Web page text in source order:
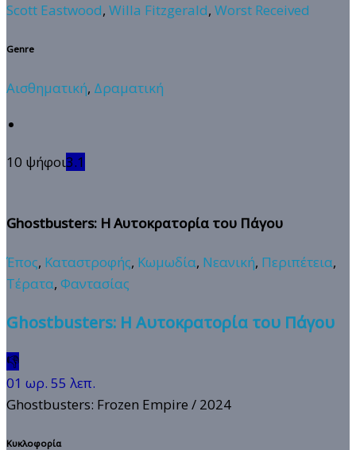
Scott Eastwood, Willa Fitzgerald, Worst Received
Genre
Αισθηματική, Δραματική
10 ψήφοι3.1
Ghostbusters: Η Αυτοκρατορία του Πάγου
Έπος, Καταστροφής, Κωμωδία, Νεανική, Περιπέτεια,
Τέρατα, Φαντασίας
Ghostbusters: Η Αυτοκρατορία του Πάγου
👎
01 ωρ. 55 λεπ.
Ghostbusters: Frozen Empire / 2024
Κυκλοφορία